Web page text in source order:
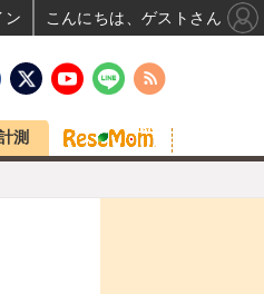
測
ン こんにちは、ゲストさん